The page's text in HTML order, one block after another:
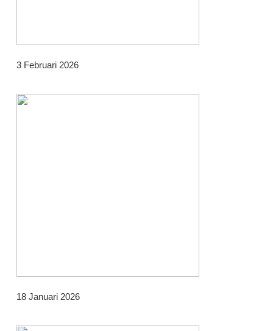
3 Februari 2026
18 Januari 2026